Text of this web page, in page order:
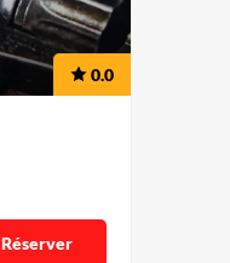
0.0
Réserver